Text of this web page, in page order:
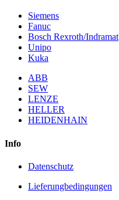
Siemens
Fanuc
Bosch Rexroth/Indramat
Unipo
Kuka
ABB
SEW
LENZE
HELLER
HEIDENHAIN
Info
Datenschutz
Lieferungbedingungen